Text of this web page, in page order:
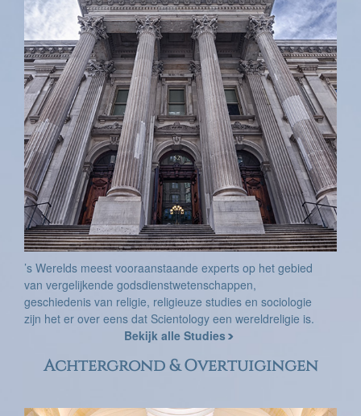
’s Werelds meest vooraanstaande experts op het gebied
van vergelijkende godsdienstwetenschappen,
geschiedenis van religie, religieuze studies en sociologie
zijn het er over eens dat Scientology een wereldreligie is.
Bekijk alle Studies
Achtergrond & Overtuigingen